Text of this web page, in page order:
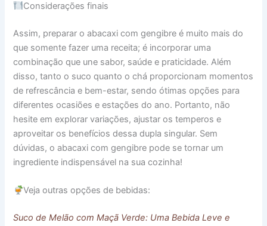
Considerações finais
Assim, preparar o abacaxi com gengibre é muito mais do
que somente fazer uma receita; é incorporar uma
combinação que une sabor, saúde e praticidade. Além
disso, tanto o suco quanto o chá proporcionam momentos
de refrescância e bem-estar, sendo ótimas opções para
diferentes ocasiões e estações do ano. Portanto, não
hesite em explorar variações, ajustar os temperos e
aproveitar os benefícios dessa dupla singular. Sem
dúvidas, o abacaxi com gengibre pode se tornar um
ingrediente indispensável na sua cozinha!
Veja outras opções de bebidas:
Suco de Melão com Maçã Verde: Uma Bebida Leve e